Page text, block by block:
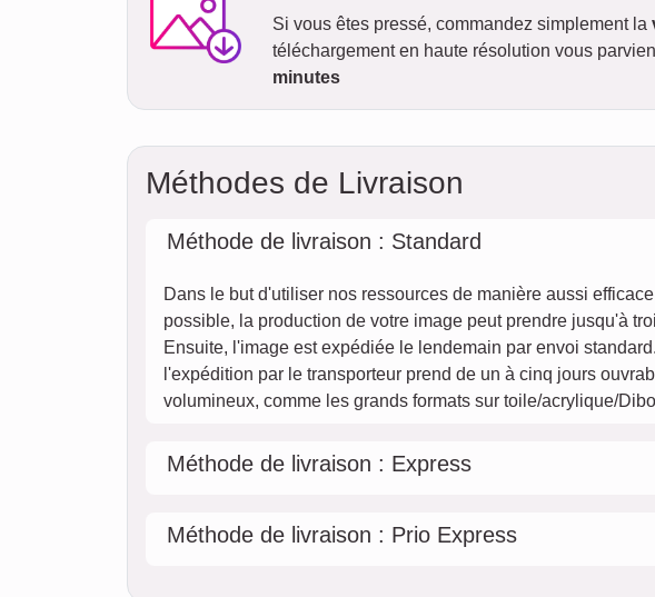
Si vous êtes pressé, commandez simplement la
téléchargement en haute résolution vous
minutes
Méthodes de Livraison
Méthode de livraison : Standard
Dans le but d'utiliser nos ressources de manière aussi
possible, la production de votre image peut prendre jusqu'à
Ensuite, l'image est expédiée le lendemain par envoi
l'expédition par le transporteur prend de un à cinq jours
volumineux, comme les grands formats sur toile/acrylique/
Méthode de livraison : Express
Méthode de livraison : Prio Express